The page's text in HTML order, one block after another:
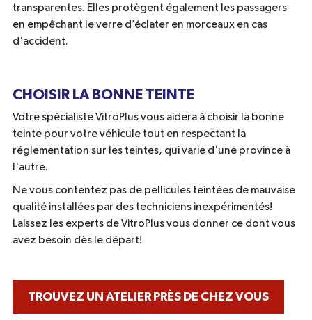
transparentes. Elles protègent également les passagers
en empêchant le verre d’éclater en morceaux en cas
d'accident.
CHOISIR LA BONNE TEINTE
Votre spécialiste VitroPlus vous aidera à choisir la bonne
teinte pour votre véhicule tout en respectant la
réglementation sur les teintes, qui varie d'une province à
l'autre.
Ne vous contentez pas de pellicules teintées de mauvaise
qualité installées par des techniciens inexpérimentés!
Laissez les experts de VitroPlus vous donner ce dont vous
avez besoin dès le départ!
TROUVEZ UN ATELIER PRÈS DE CHEZ VOUS